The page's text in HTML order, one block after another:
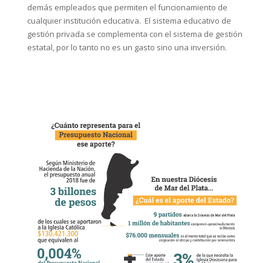
demás empleados que permiten el funcionamiento de
cualquier institución educativa. El sistema educativo de
gestión privada se complementa con el sistema de gestión
estatal, por lo tanto no es un gasto sino una inversión.